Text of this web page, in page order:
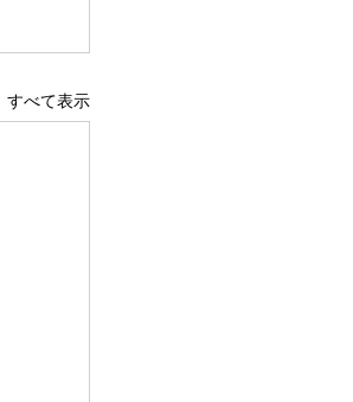
すべて表示